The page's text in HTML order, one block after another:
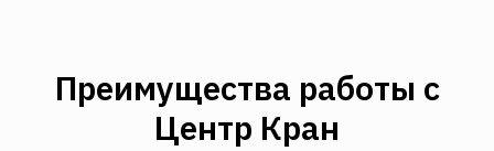
Преимущества работы с
Центр Кран